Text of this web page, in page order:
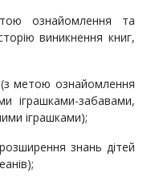
ознайомлення та
виникнення книг,
(з метою ознайомлення
іграшками-забавами,
іграшками);
знань дітей